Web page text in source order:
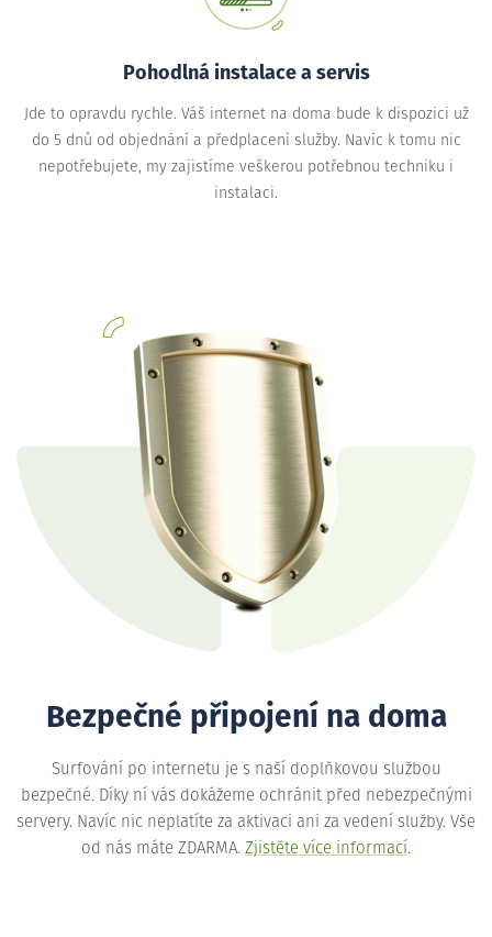
Pohodlná instalace a servis
Jde to opravdu rychle. Váš internet na doma bude k dispozici už
do 5 dnů od objednání a předplacení služby. Navíc k tomu nic
nepotřebujete, my zajistíme veškerou potřebnou techniku i
instalaci.
Bezpečné připojení na doma
Surfování po internetu je s naší doplňkovou službou
bezpečné. Díky ní vás dokážeme ochránit před nebezpečnými
servery. Navíc nic neplatíte za aktivaci ani za vedení služby. Vše
od nás máte ZDARMA. Zjistěte více informací.